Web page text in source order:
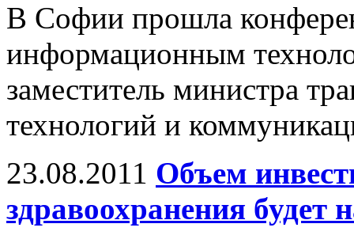
В Софии прошла
информационным
заместитель министра
технологий и
23.08.2011 Объем
здравоохранения будет